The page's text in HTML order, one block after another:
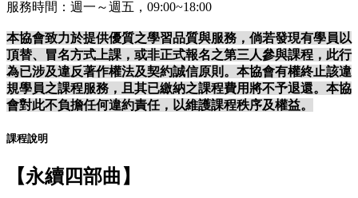
服務時間：週一～週五，09:00~18:00
本協會致力於提供優質之學習品質與服務，倘若發現有學員以
頂替、冒名方式上課，或非正式報名之第三人參與課程，此行
為已涉及違反著作權法及契約誠信原則。本協會有權終止該違
規學員之課程服務，且其已繳納之課程費用將不予退還。本協
會對此不負擔任何違約責任，以維護課程秩序及權益。
課程說明
【永續四部曲】